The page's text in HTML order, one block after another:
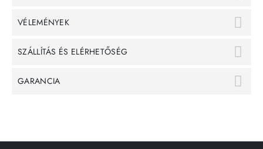
VÉLEMÉNYEK
SZÁLLÍTÁS ÉS ELÉRHETŐSÉG
GARANCIA